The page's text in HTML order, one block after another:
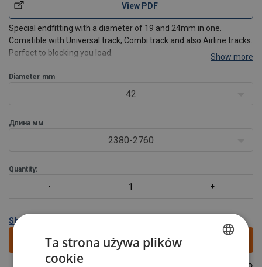
View PDF
Special endfitting with a diameter of 19 and 24mm in one.
Comatible with Universal track, Combi track and also Airline tracks.
Perfect to blocking you load.
Show more
Diameter mm
42
Длина мм
2380-2760
Quantity:
Show all variants
Добавить в запрос
Ta strona używa plików
cookie